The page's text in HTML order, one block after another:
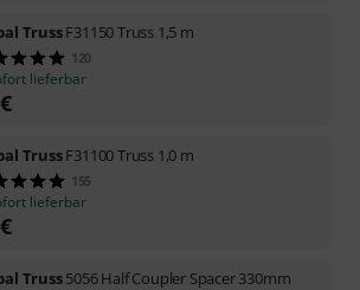
TrussF31150 Truss 1,5 m
120
lieferbar
€
TrussF31100 Truss 1,0 m
155
lieferbar
€
Truss5056 Half Coupler Spacer 330mm